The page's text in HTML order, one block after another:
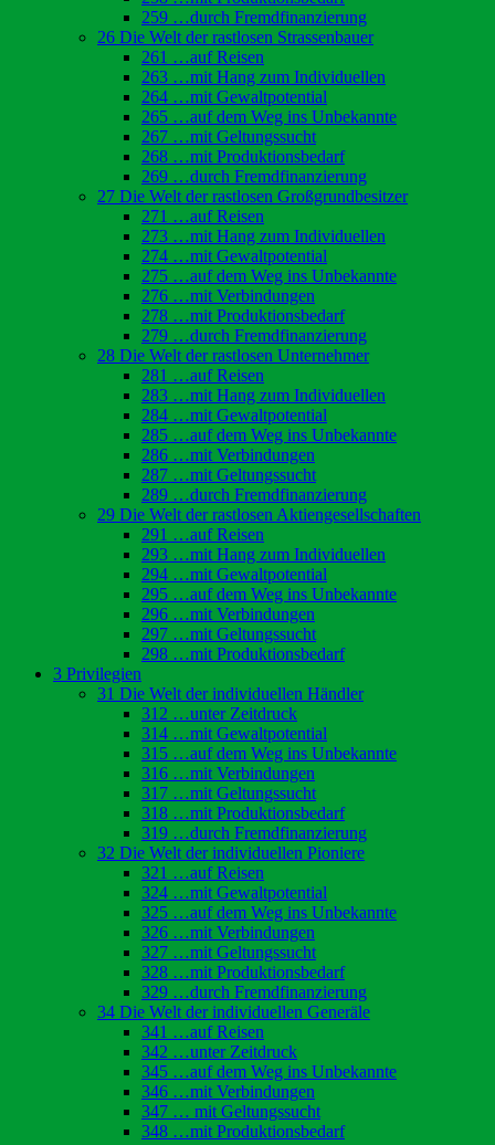
259 …durch Fremdfinanzierung
26 Die Welt der rastlosen Strassenbauer
261 …auf Reisen
263 …mit Hang zum Individuellen
264 …mit Gewaltpotential
265 …auf dem Weg ins Unbekannte
267 …mit Geltungssucht
268 …mit Produktionsbedarf
269 …durch Fremdfinanzierung
27 Die Welt der rastlosen Großgrundbesitzer
271 …auf Reisen
273 …mit Hang zum Individuellen
274 …mit Gewaltpotential
275 …auf dem Weg ins Unbekannte
276 …mit Verbindungen
278 …mit Produktionsbedarf
279 …durch Fremdfinanzierung
28 Die Welt der rastlosen Unternehmer
281 …auf Reisen
283 …mit Hang zum Individuellen
284 …mit Gewaltpotential
285 …auf dem Weg ins Unbekannte
286 …mit Verbindungen
287 …mit Geltungssucht
289 …durch Fremdfinanzierung
29 Die Welt der rastlosen Aktiengesellschaften
291 …auf Reisen
293 …mit Hang zum Individuellen
294 …mit Gewaltpotential
295 …auf dem Weg ins Unbekannte
296 …mit Verbindungen
297 …mit Geltungssucht
298 …mit Produktionsbedarf
3 Privilegien
31 Die Welt der individuellen Händler
312 …unter Zeitdruck
314 …mit Gewaltpotential
315 …auf dem Weg ins Unbekannte
316 …mit Verbindungen
317 …mit Geltungssucht
318 …mit Produktionsbedarf
319 …durch Fremdfinanzierung
32 Die Welt der individuellen Pioniere
321 …auf Reisen
324 …mit Gewaltpotential
325 …auf dem Weg ins Unbekannte
326 …mit Verbindungen
327 …mit Geltungssucht
328 …mit Produktionsbedarf
329 …durch Fremdfinanzierung
34 Die Welt der individuellen Generäle
341 …auf Reisen
342 …unter Zeitdruck
345 …auf dem Weg ins Unbekannte
346 …mit Verbindungen
347 … mit Geltungssucht
348 …mit Produktionsbedarf